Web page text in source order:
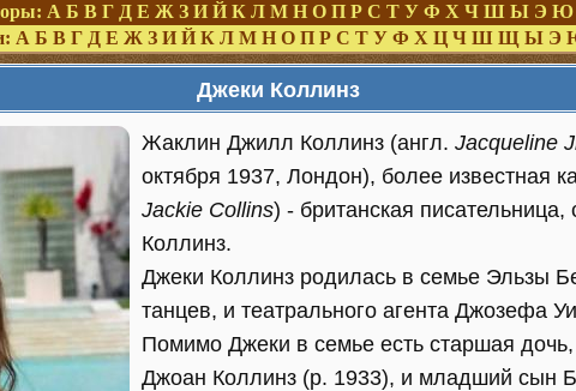
А Б В Г Д Е Ж З И Й К Л М Н О П Р С Т У Ф Х Ч Ш Ы Э Ю
А Б В Г Д Е Ж З И Й К Л М Н О П Р С Т У Ф Х Ц Ч Ш Щ Ы Э
Джеки Коллинз
Жаклин Джилл Коллинз (англ. Jacqueline
октября 1937, Лондон), более известная
Jackie Collins) - британская
Коллинз.
Джеки Коллинз родилась в семье Эльзы
танцев, и театрального агента Джозефа
Помимо Джеки в семье есть старшая дочь,
Джоан Коллинз (р. 1933), и младший сын